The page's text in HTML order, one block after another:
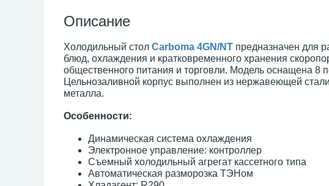
Описание
Холодильный стол Сarboma 4GN/NT предназначен для
блюд, охлаждения и кратковременного хранения
общественного питания и торговли. Модель оснащена
Цельнозаливной корпус выполнен из нержавеющей
металла.
Особенности:
Динамическая система охлаждения
Электронное управление: контроллер
Съемный холодильный агрегат кассетного типа
Автоматическая разморозка ТЭНом